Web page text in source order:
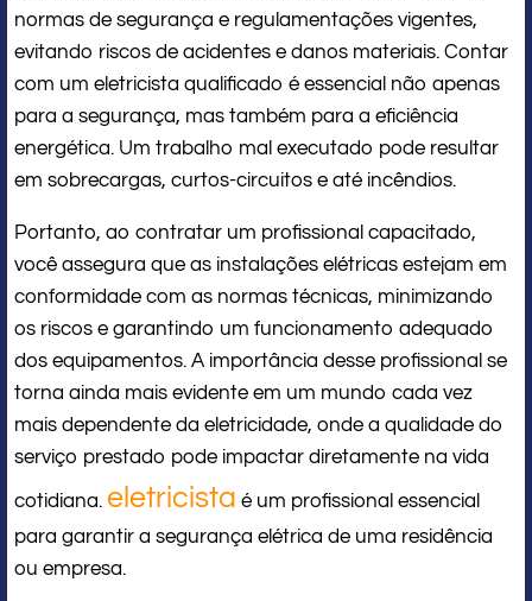
normas de segurança e regulamentações vigentes,
evitando riscos de acidentes e danos materiais. Contar
com um eletricista qualificado é essencial não apenas
para a segurança, mas também para a eficiência
energética. Um trabalho mal executado pode resultar
em sobrecargas, curtos-circuitos e até incêndios.
Portanto, ao contratar um profissional capacitado,
você assegura que as instalações elétricas estejam em
conformidade com as normas técnicas, minimizando
os riscos e garantindo um funcionamento adequado
dos equipamentos. A importância desse profissional se
torna ainda mais evidente em um mundo cada vez
mais dependente da eletricidade, onde a qualidade do
serviço prestado pode impactar diretamente na vida
cotidiana. eletricista é um profissional essencial
para garantir a segurança elétrica de uma residência
ou empresa.